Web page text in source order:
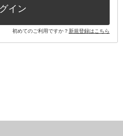
イン
初めてのご利用ですか？新規登録はこちら